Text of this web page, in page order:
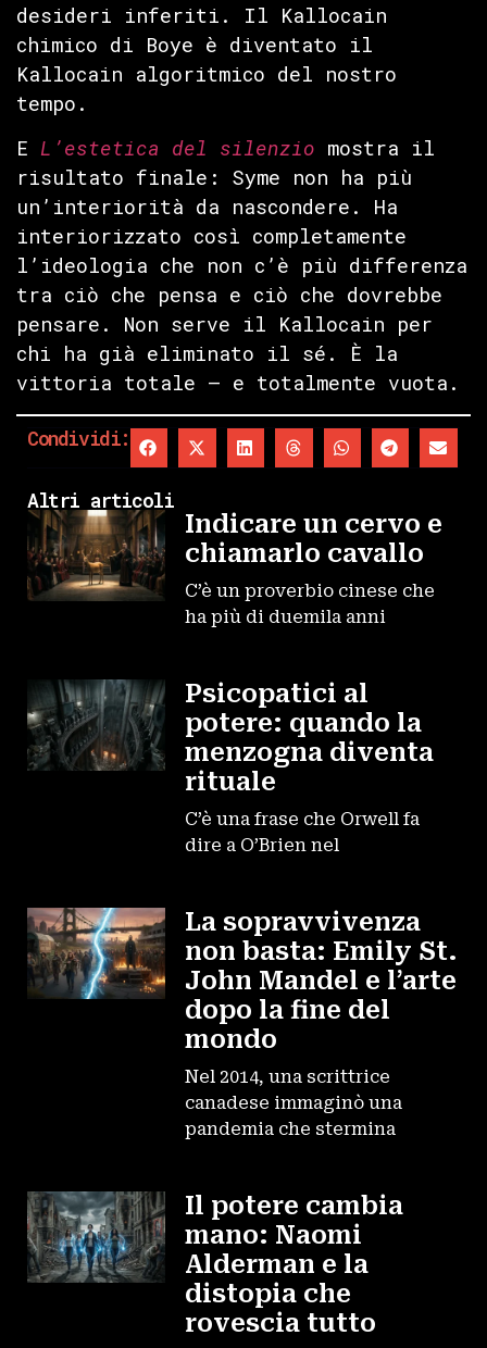
desideri inferiti. Il Kallocain
chimico di Boye è diventato il
Kallocain algoritmico del nostro
tempo.
E L’estetica del silenzio mostra il
risultato finale: Syme non ha più
un’interiorità da nascondere. Ha
interiorizzato così completamente
l’ideologia che non c’è più differenza
tra ciò che pensa e ciò che dovrebbe
pensare. Non serve il Kallocain per
chi ha già eliminato il sé. È la
vittoria totale — e totalmente vuota.
Condividi:
Altri articoli
Indicare un cervo e
chiamarlo cavallo
C’è un proverbio cinese che
ha più di duemila anni
Psicopatici al
potere: quando la
menzogna diventa
rituale
C’è una frase che Orwell fa
dire a O’Brien nel
La sopravvivenza
non basta: Emily St.
John Mandel e l’arte
dopo la fine del
mondo
Nel 2014, una scrittrice
canadese immaginò una
pandemia che stermina
Il potere cambia
mano: Naomi
Alderman e la
distopia che
rovescia tutto